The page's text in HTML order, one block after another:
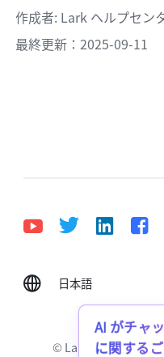
作成者: Lark ヘルプセン
最終更新：2025-09-11
日本語
Bahasa Indonesia
Italiano
Tiếng Việt
ไทย 한
© Lark
AI がチャ
に関する